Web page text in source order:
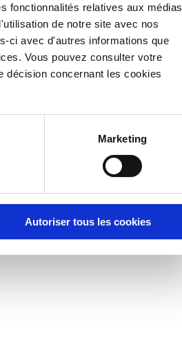
fonctionnalités relatives aux médias
de notre site avec nos
ci avec d'autres informations que
Vous pouvez consulter votre
décision concernant les cookies
Marketing
Autoriser tous les cookies
1 / 1